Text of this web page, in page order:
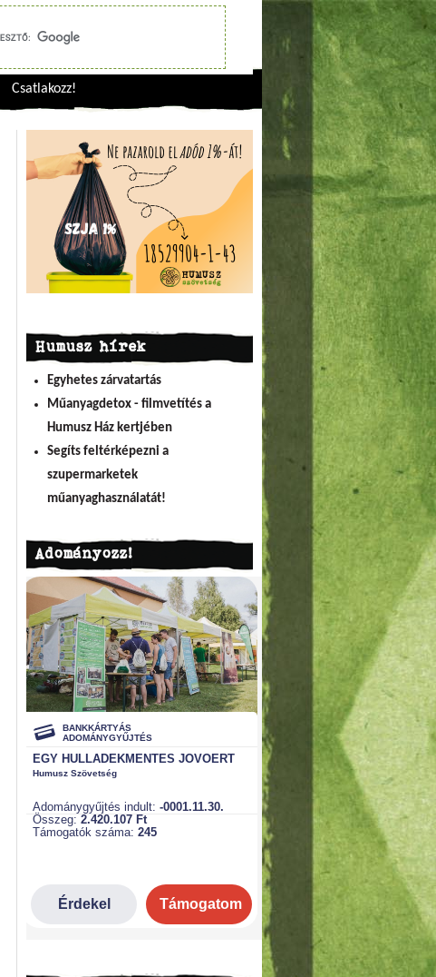
Csatlakozz!
Humusz hírek
Egyhetes zárvatartás
Műanyagdetox - filmvetítés a
Humusz Ház kertjében
Segíts feltérképezni a
szupermarketek
műanyaghasználatát!
Adományozz!